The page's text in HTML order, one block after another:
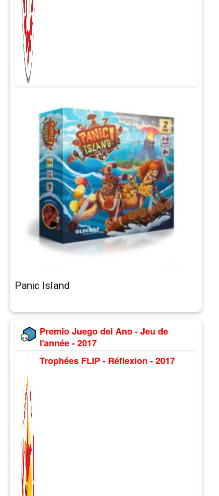
Panic Island
Premio Juego del Ano - Jeu de
l'année - 2017
Trophées FLIP - Réflexion - 2017